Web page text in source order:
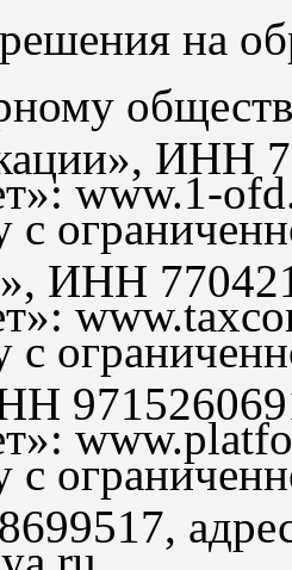
на
ИНН
www.1-
ИНН